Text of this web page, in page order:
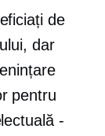
de
dar
pentru
-